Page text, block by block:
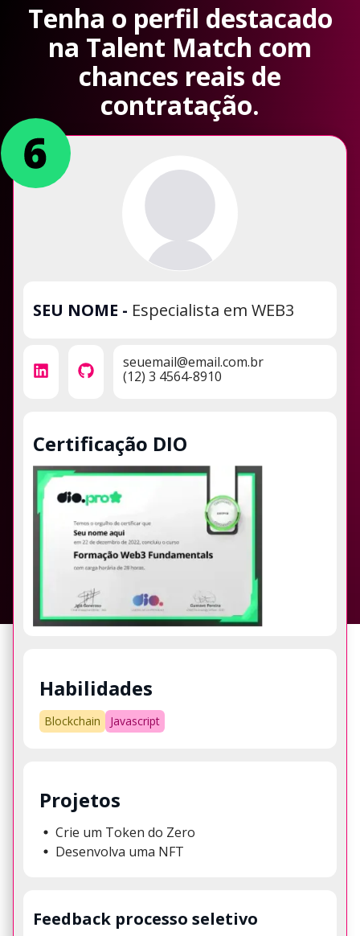
Tenha o perfil destacado
na Talent Match com
chances reais de
contratação.
SEU NOME - Especialista em WEB3
seuemail@email.com.br
(12) 3 4564-8910
Certificação DIO
Habilidades
Blockchain Javascript
Projetos
Crie um Token do Zero
Desenvolva uma NFT
Feedback processo seletivo